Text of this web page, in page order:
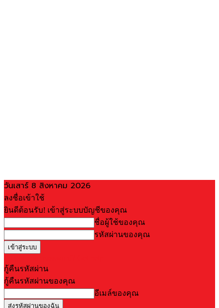
วันเสาร์ 8 สิงหาคม 2026
ลงชื่อเข้าใช้
ยินดีต้อนรับ! เข้าสู่ระบบบัญชีของคุณ
ชื่อผู้ใช้ของคุณ
รหัสผ่านของคุณ
กู้คืนรหัสผ่าน
กู้คืนรหัสผ่านของคุณ
อีเมล์ของคุณ